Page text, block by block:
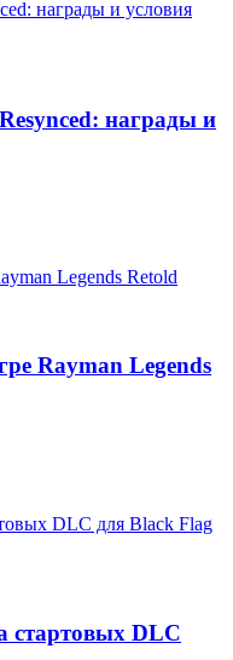
награды и
Rayman Legends
стартовых DLC